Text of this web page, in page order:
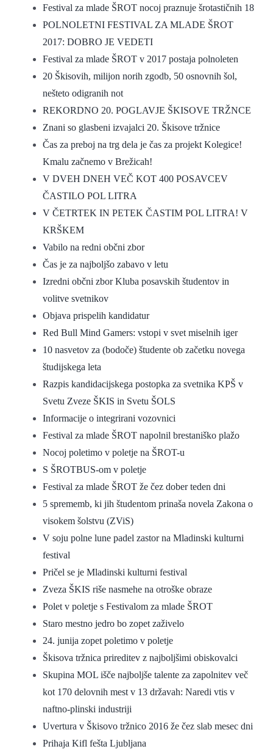
Festival za mlade ŠROT nocoj praznuje šrotastičnih 18
POLNOLETNI FESTIVAL ZA MLADE ŠROT
2017: DOBRO JE VEDETI
Festival za mlade ŠROT v 2017 postaja polnoleten
20 Škisovih, milijon norih zgodb, 50 osnovnih šol,
nešteto odigranih not
REKORDNO 20. POGLAVJE ŠKISOVE TRŽNCE
Znani so glasbeni izvajalci 20. Škisove tržnice
Čas za preboj na trg dela je čas za projekt Kolegice!
Kmalu začnemo v Brežicah!
V DVEH DNEH VEČ KOT 400 POSAVCEV
ČASTILO POL LITRA
V ČETRTEK IN PETEK ČASTIM POL LITRA! V
KRŠKEM
Vabilo na redni občni zbor
Čas je za najboljšo zabavo v letu
Izredni občni zbor Kluba posavskih študentov in
volitve svetnikov
Objava prispelih kandidatur
Red Bull Mind Gamers: vstopi v svet miselnih iger
10 nasvetov za (bodoče) študente ob začetku novega
študijskega leta
Razpis kandidacijskega postopka za svetnika KPŠ v
Svetu Zveze ŠKIS in Svetu ŠOLS
Informacije o integrirani vozovnici
Festival za mlade ŠROT napolnil brestaniško plažo
Nocoj poletimo v poletje na ŠROT-u
S ŠROTBUS-om v poletje
Festival za mlade ŠROT že čez dober teden dni
5 sprememb, ki jih študentom prinaša novela Zakona o
visokem šolstvu (ZViS)
V soju polne lune padel zastor na Mladinski kulturni
festival
Pričel se je Mladinski kulturni festival
Zveza ŠKIS riše nasmehe na otroške obraze
Polet v poletje s Festivalom za mlade ŠROT
Staro mestno jedro bo zopet zaživelo
24. junija zopet poletimo v poletje
Škisova tržnica prireditev z najboljšimi obiskovalci
Skupina MOL išče najboljše talente za zapolnitev več
kot 170 delovnih mest v 13 državah: Naredi vtis v
naftno-plinski industriji
Uvertura v Škisovo tržnico 2016 že čez slab mesec dni
Prihaja Kifl fešta Ljubljana